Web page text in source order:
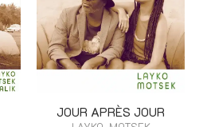
JOUR APRÈS JOUR